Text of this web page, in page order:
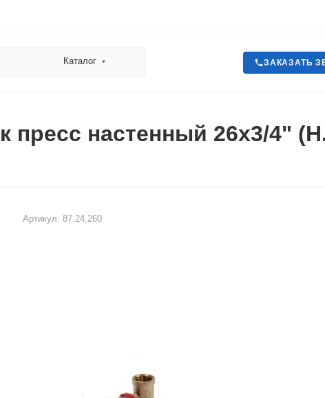
Каталог ЗАКАЗАТЬ
пресс настенный 26х3/4"
Артикул: 87.24.260